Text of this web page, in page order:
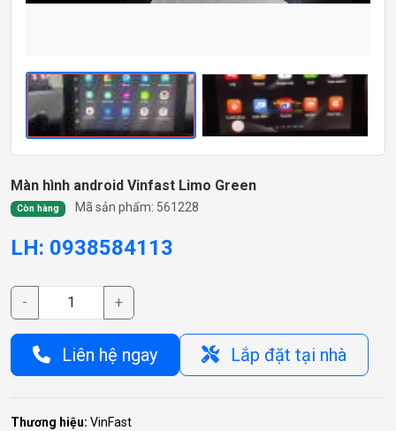
Màn hình android Vinfast Limo Green
Còn hàng Mã sản phẩm: 561228
LH: 0938584113
- +
Liên hệ ngay Lắp đặt tại nhà
Thương hiệu: VinFast